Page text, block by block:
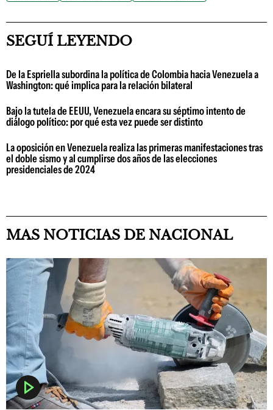
SEGUÍ LEYENDO
De la Espriella subordina la política de Colombia hacia Venezuela a
Washington: qué implica para la relación bilateral
Bajo la tutela de EEUU, Venezuela encara su séptimo intento de
diálogo político: por qué esta vez puede ser distinto
La oposición en Venezuela realiza las primeras manifestaciones tras
el doble sismo y al cumplirse dos años de las elecciones
presidenciales de 2024
MAS NOTICIAS DE NACIONAL